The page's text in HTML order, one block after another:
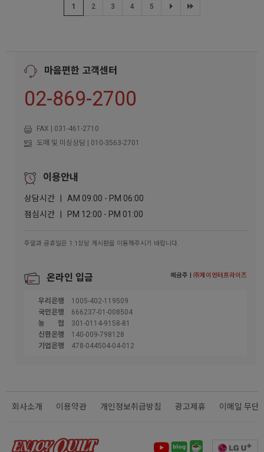
1 2 3 4 5
마음편한 고객센터
02-869-2700
FAX | 031-461-2710
도매 및 미싱상담 | 010-3563-2701
이용안내
상담시간 | AM 09:00 - PM 06:00
점심시간 | PM 12:00 - PM 01:00
주말과 공휴일은 1:1상담 게시판을 이용해주시기 바랍니다.
온라인 입금 예금주 |㈜제이엔터프라이즈
우리은행
1005-402-119509
국민은행
666237-01-008504
농협301-0114-9158-81
신한은행
140-009-798128
기업은행
478-044504-04-012
회사소개 이용약관 개인정보취급방침 광고제휴 이메일 무단